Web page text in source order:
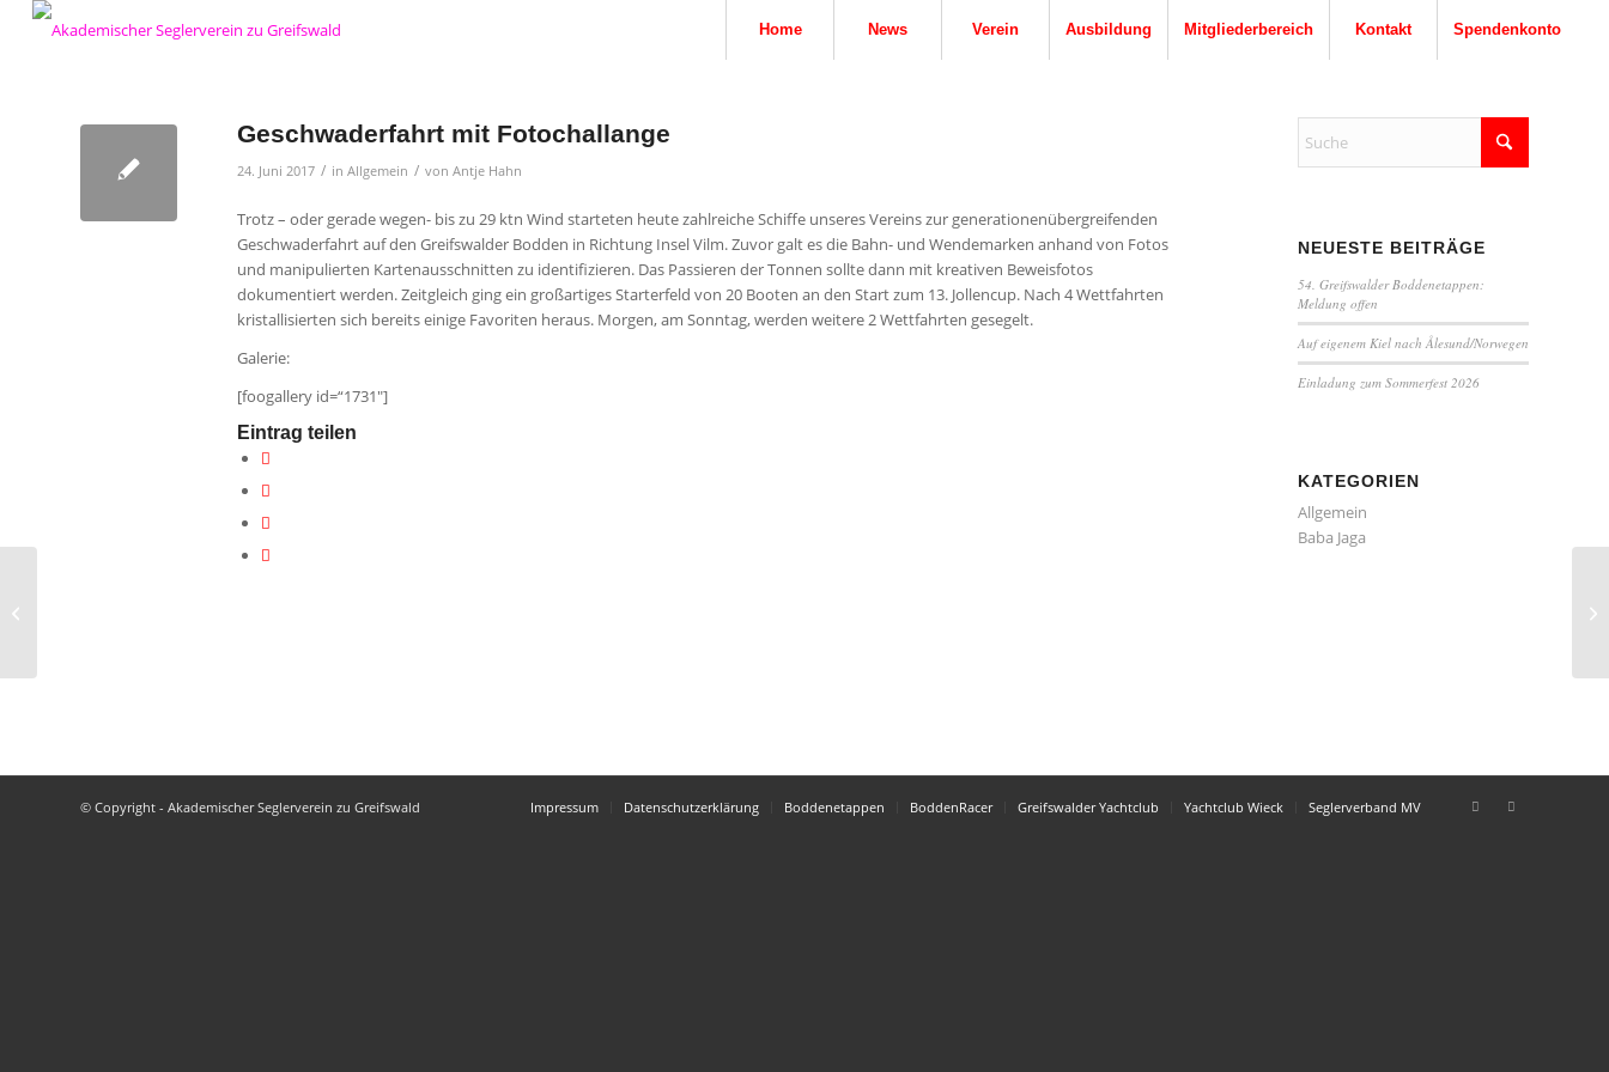
Home News Verein Ausbildung Mitgliederbereich Kontakt Spendenkonto
Geschwaderfahrt mit Fotochallange
24. Juni 2017 / in Allgemein / von Antje Hahn
Trotz – oder gerade wegen- bis zu 29 ktn Wind starteten heute zahlreiche Schiffe unseres Vereins zur generationenübergreifenden
Geschwaderfahrt auf den Greifswalder Bodden in Richtung Insel Vilm. Zuvor galt es die Bahn- und Wendemarken anhand von Fotos
und manipulierten Kartenausschnitten zu identifizieren. Das Passieren der Tonnen sollte dann mit kreativen Beweisfotos
dokumentiert werden. Zeitgleich ging ein großartiges Starterfeld von 20 Booten an den Start zum 13. Jollencup. Nach 4 Wettfahrten
kristallisierten sich bereits einige Favoriten heraus. Morgen, am Sonntag, werden weitere 2 Wettfahrten gesegelt.
Galerie:
[foogallery id=“1731″]
Eintrag teilen
NEUESTE BEITRÄGE
54. Greifswalder Boddenetappen:
Meldung offen
Auf eigenem Kiel nach Ålesund/Norwegen
Einladung zum Sommerfest 2026
KATEGORIEN
Allgemein
Baba Jaga
© Copyright - Akademischer Seglerverein zu Greifswald Impressum Datenschutzerklärung Boddenetappen BoddenRacer Greifswalder Yachtclub Yachtclub Wieck Seglerverband MV